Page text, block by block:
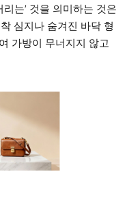
는' 것을 의미하는 것은
심지나 숨겨진 바닥 형
가방이 무너지지 않고